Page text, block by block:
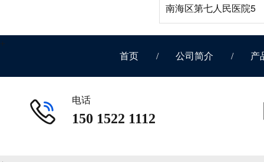
南海区第七人民医院5
首页 / 公司简介 / 产
电话
150 1522 1112